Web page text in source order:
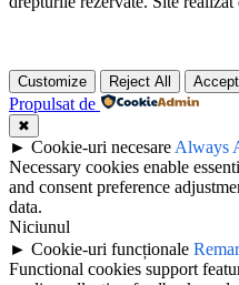
Customize Reject All
Propulsat de
✖
► Cookie-uri necesare Always
Necessary cookies enable
and consent preference
data.
Niciunul
► Cookie-uri funcționale
Functional cookies support